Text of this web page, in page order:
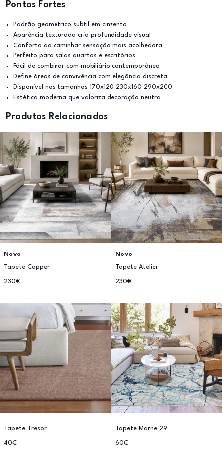
Pontos Fortes
Padrão geométrico subtil em cinzento
Aparência texturada cria profundidade visual
Conforto ao caminhar sensação mais acolhedora
Perfeito para salas quartos e escritórios
Fácil de combinar com mobiliário contemporâneo
Define áreas de convivência com elegância discreta
Disponível nos tamanhos 170x120 230x160 290x200
Estética moderna que valoriza decoração neutra
Produtos Relacionados
Novo
Tapete Copper
230€
Novo
Tapete Atelier
230€
Tapete Tresor
40€
Tapete Marne 29
60€